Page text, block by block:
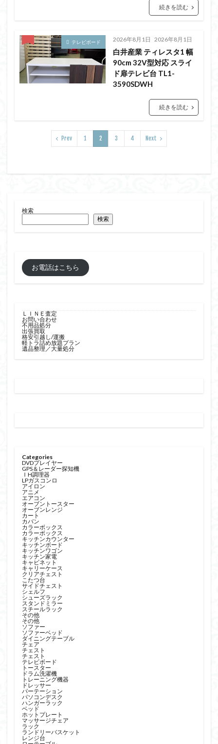
続きを読む
テレビボード 2026年8月1日 2026年8月1日
白井産業 ティレスタ1 幅
90cm 32V型対応 スライ
ド扉テレビ台 TL1-
3590SDWH
続きを読む
Prev 1 2 3 4 Next
検索
検索
お電話はこちら
ＬＩＮＥ査定
お問い合わせ
不用品処分
出張買取
格安引越し/運搬
軽トラ詰め放題プラン
遺品整理／大量処分
Categories
DVDプレイヤー
GPS＆レーダー探知機
ＩH調理器
LPガスコンロ
アイロン
アニメ
エアコン
オーブントースター
オーブンレンジ
カート
カバン
カラーボックス
カラーボックス
キッチンカウンター
キッチンボード
キッチンワゴン
キッチン家電
キャビネット
キャリーケース
クリアチェスト
こたつ台
サイドチェスト
シェルフ
シューズラック
スタンドミラー
スチールラック
その他
その他
ソファー
ソファーベッド
ダイニングテーブル
チェア
チェスト
チェスト
テレビボード
トースター
ドラム洗濯機
トレーニング機器
ドレッサー
パーテーション
パソコンデスク
ハンガーラック
ベッド
ホットプレート
マッサージチェア
ラック
ランドリーバスケット
レンジ台